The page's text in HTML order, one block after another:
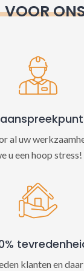
aanspreekpunt
al uw
u een hoop stress!
klanten en